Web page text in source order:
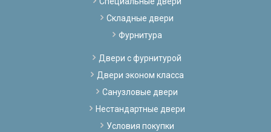
Складные двери
Фурнитура
Двери с фурнитурой
Двери эконом класса
Санузловые двери
Нестандартные двери
Условия покупки